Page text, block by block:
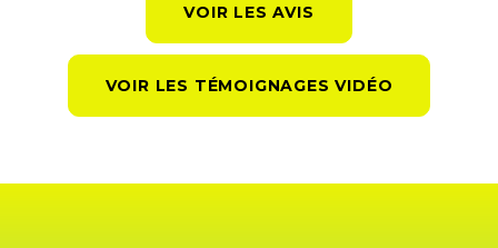
VOIR LES AVIS
VOIR LES TÉMOIGNAGES VIDÉO